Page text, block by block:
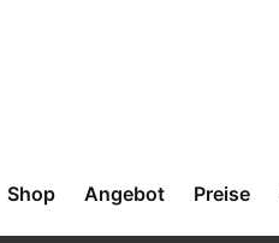
Shop Angebot Preise